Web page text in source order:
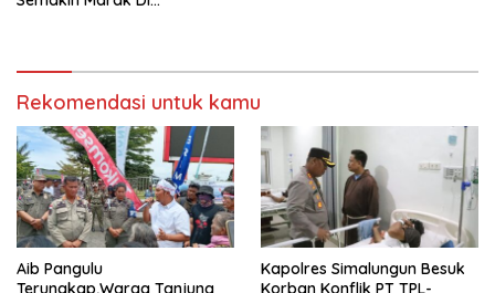
Rekomendasi untuk kamu
Aib Pangulu
Kapolres Simalungun Besuk